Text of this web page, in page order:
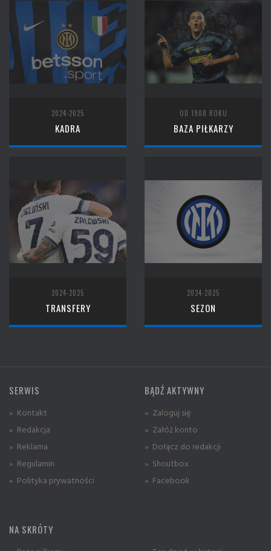
2024-2025
KADRA
OD 1908 ROKU
BAZA PIŁKARZY
2024-2025
TRANSFERY
2024-2025
SEZON
SERWIS
» Kontakt
» Redakcja
» Reklama
» Regulamin
» Polityka prywatności
BĄDŹ AKTYWNY
» Zaloguj się
» Załóż konto
» Dołącz do redakcji
» Shoutbox
» Facebook
NA SKRÓTY